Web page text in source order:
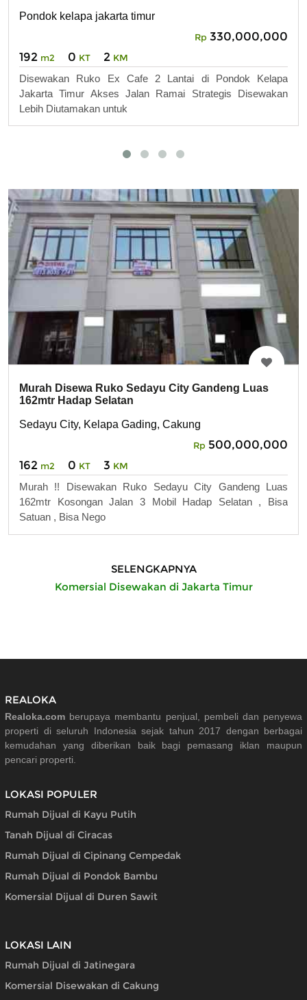
Pondok kelapa jakarta timur
Rp 330,000,000
192 m2 0 KT 2 KM
Disewakan Ruko Ex Cafe 2 Lantai di Pondok Kelapa
Jakarta Timur Akses Jalan Ramai Strategis Disewakan
Lebih Diutamakan untuk
Murah Disewa Ruko Sedayu City Gandeng Luas
162mtr Hadap Selatan
Sedayu City, Kelapa Gading, Cakung
Rp 500,000,000
162 m2 0 KT 3 KM
Murah !! Disewakan Ruko Sedayu City Gandeng Luas
162mtr Kosongan Jalan 3 Mobil Hadap Selatan , Bisa
Satuan , Bisa Nego
SELENGKAPNYA
Komersial Disewakan di Jakarta Timur
REALOKA
Realoka.com berupaya membantu penjual, pembeli dan penyewa
properti di seluruh Indonesia sejak tahun 2017 dengan berbagai
kemudahan yang diberikan baik bagi pemasang iklan maupun
pencari properti.
LOKASI POPULER
Rumah Dijual di Kayu Putih
Tanah Dijual di Ciracas
Rumah Dijual di Cipinang Cempedak
Rumah Dijual di Pondok Bambu
Komersial Dijual di Duren Sawit
LOKASI LAIN
Rumah Dijual di Jatinegara
Komersial Disewakan di Cakung